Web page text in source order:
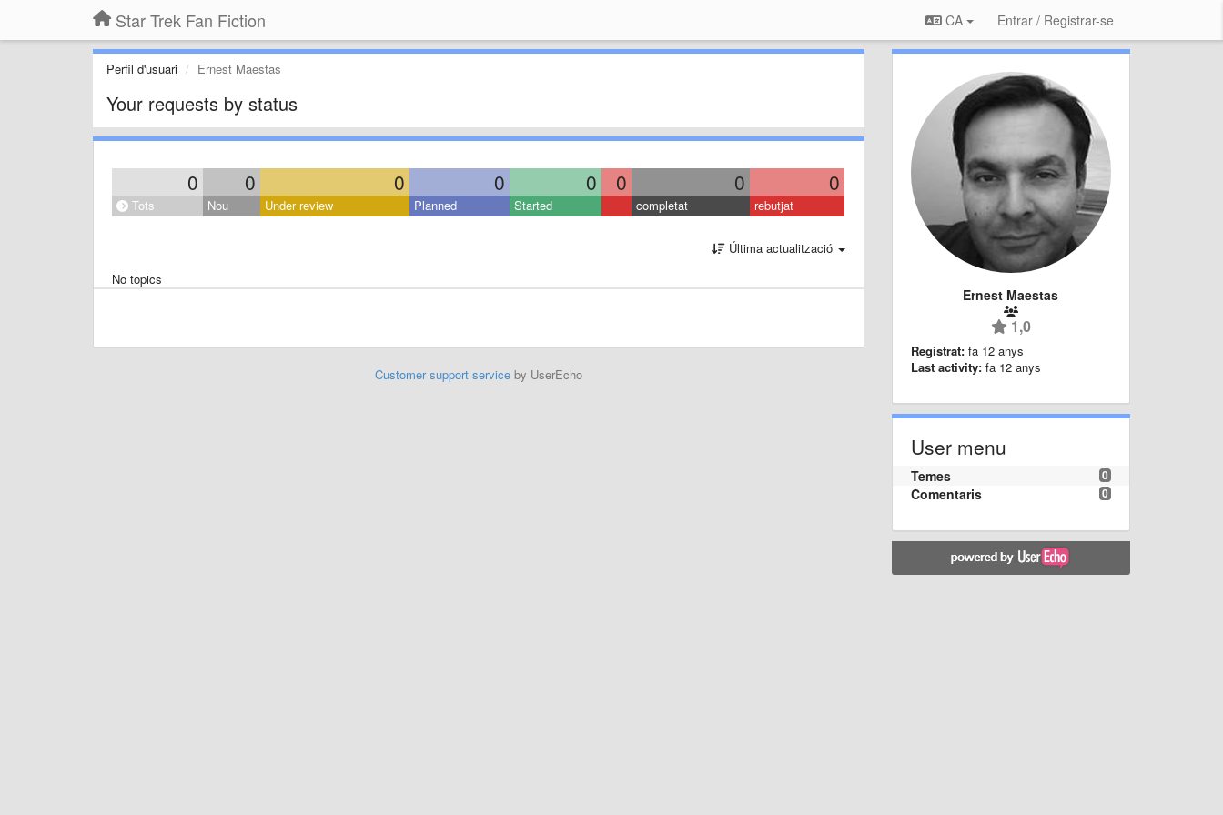
Star Trek Fan Fiction CA Entrar / Registrar-se
Perfil d'usuari Ernest Maestas
Your requests by status
0 0 0 0 0 0 0 0
Tots Nou Under review Planned Started completat rebutjat
Última actualització
No topics
Customer support serviceby UserEcho
Ernest Maestas
1,0
Registrat: fa 12 anys
Last activity: fa 12 anys
User menu
0
Temes
0
Comentaris